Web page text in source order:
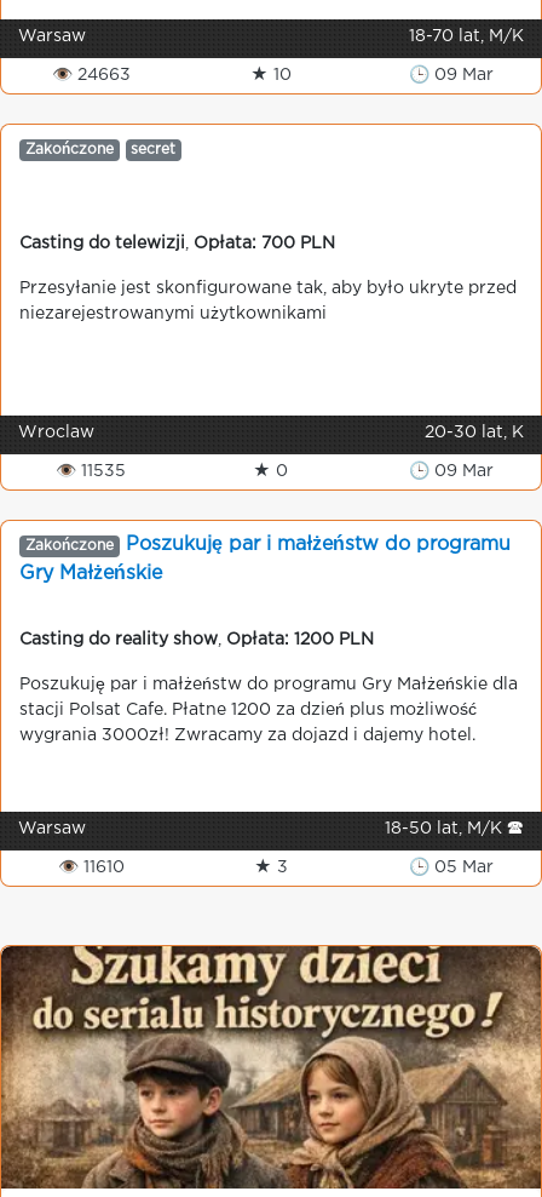
Warsaw 18-70 lat, M/K
👁 24663 ★ 10 🕒 09 Mar
Zakończone secret
Casting do telewizji Opłata: 700 PLN
Przesyłanie jest skonfigurowane tak, aby było ukryte przed
niezarejestrowanymi użytkownikami
Wroclaw 20-30 lat, K
👁 11535 ★ 0 🕒 09 Mar
Zakończone
Poszukuję par i małżeństw do programu
Gry Małżeńskie
Casting do reality show Opłata: 1200 PLN
Poszukuję par i małżeństw do programu Gry Małżeńskie dla
stacji Polsat Cafe. Płatne 1200 za dzień plus możliwość
wygrania 3000zł! Zwracamy za dojazd i dajemy hotel.
Warsaw 18-50 lat, M/K 🕿
👁 11610 ★ 3 🕒 05 Mar